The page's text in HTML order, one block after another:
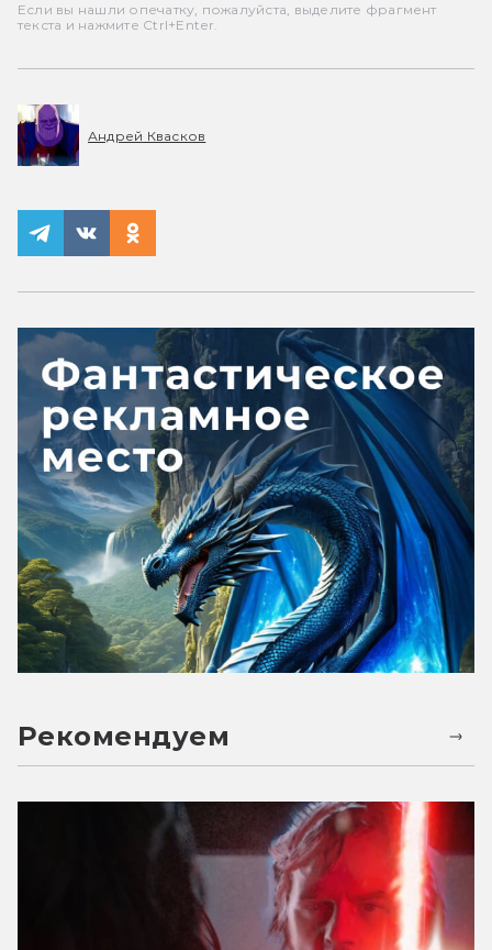
Если вы нашли опечатку, пожалуйста, выделите фрагмент
текста и нажмите Ctrl+Enter.
Андрей Квасков
Рекомендуем